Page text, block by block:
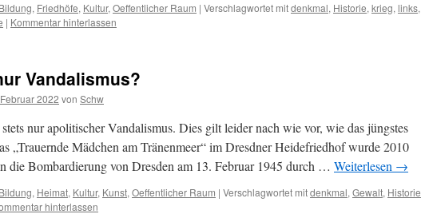
Bildung, Friedhöfe, Kultur, Oeffentlicher Raum | Verschlagwortet mitdenkmal, Historie, krieg, links,
| Kommentar hinterlassen
Vandalismus?
2022 von Schw
nur apolitischer Vandalismus. Dies gilt leider nach wie vor, wie das jüngstes
„Trauernde Mädchen am Tränenmeer“ im Dresdner Heidefriedhof wurde 2010
die Bombardierung von Dresden am 13. Februar 1945 durch … Weiterlesen →
Bildung, Heimat, Kultur, Kunst, Oeffentlicher Raum | Verschlagwortet mitdenkmal, Gewalt, Historie
hinterlassen